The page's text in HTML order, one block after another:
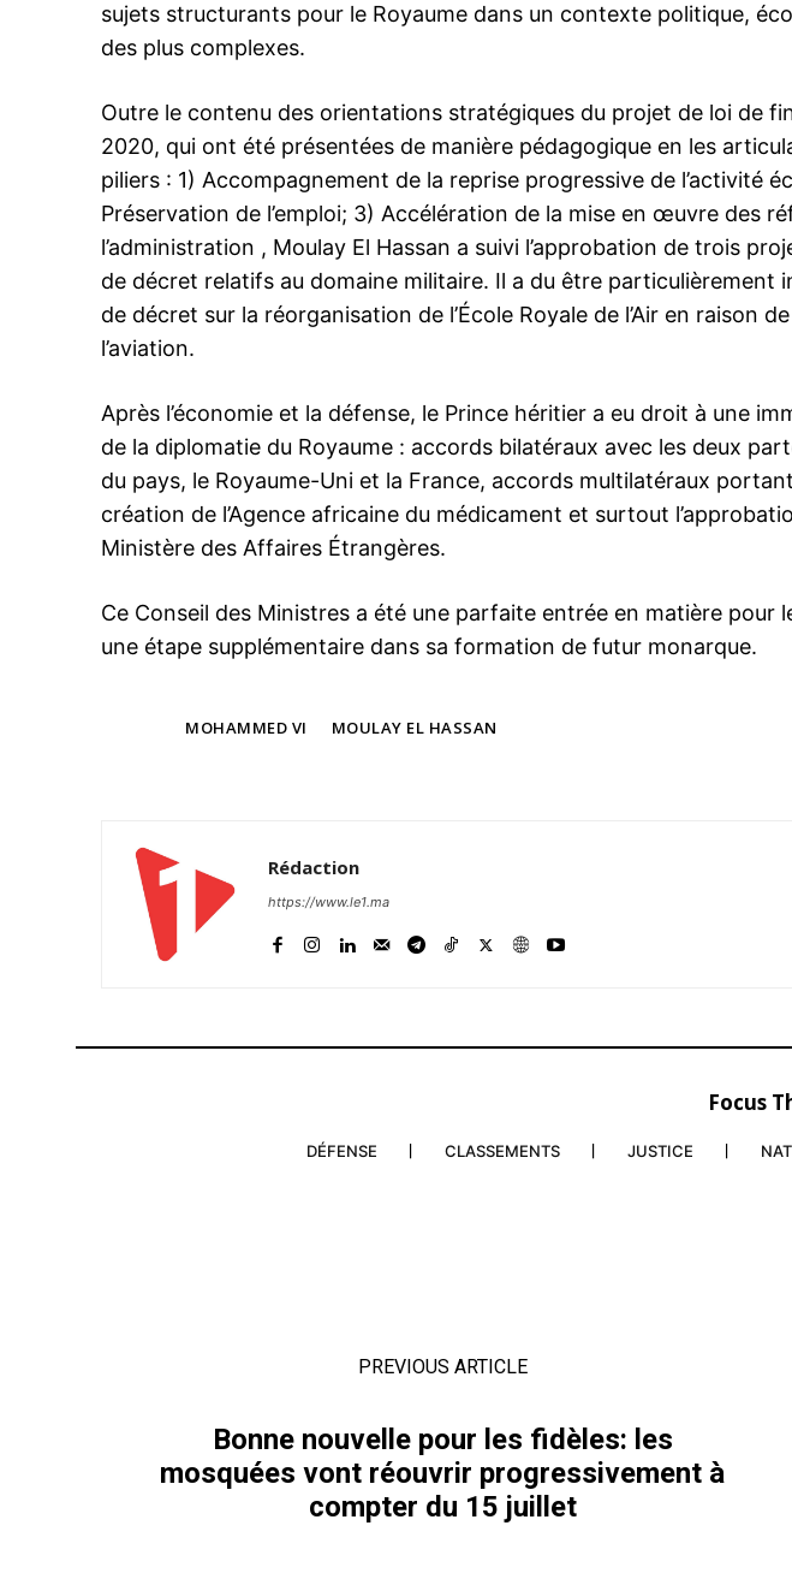
Maroc-Chine : Sous les hautes instructions
du Roi, SAR Moulay El Hassan accueille le
Président Xi Jinping
Sur hautes instructions du Roi Mohammed
VI, SAR le Prince Héritier Moulay El Hassan
a reçu, jeudi soir à Casablanca, le
Président de la République Populaire de
Chine, Xi Jinping, qui effectue une courte
visite au Royaume. A sa descente d’avion à
l’aéroport international Mohammed V de
Casablanca, le Président…
21 November 2024
In "Famille Royale"
Qui est Turki ben
reçu par Moulay El
Le prince héritier
ce lundi à Rabat le
du Conseil des
ben Mohammed
porteur de deux
Salmane et du
Mohammed VI. Le
19 December 2023
In "Famille Royale"
sujets structurants pour le Royaume dans un contexte politique,
des plus complexes.
Outre le contenu des orientations stratégiques du projet de loi de
2020, qui ont été présentées de manière pédagogique en les
piliers : 1) Accompagnement de la reprise progressive de l’activité
Préservation de l’emploi; 3) Accélération de la mise en œuvre des
l’administration , Moulay El Hassan a suivi l’approbation de trois
de décret relatifs au domaine militaire. Il a du être particulièrement
de décret sur la réorganisation de l’École Royale de l’Air en raison
l’aviation.
Après l’économie et la défense, le Prince héritier a eu droit à une
de la diplomatie du Royaume : accords bilatéraux avec les deux
du pays, le Royaume-Uni et la France, accords multilatéraux
création de l’Agence africaine du médicament et surtout
Ministère des Affaires Étrangères.
Ce Conseil des Ministres a été une parfaite entrée en matière pour
une étape supplémentaire dans sa formation de futur monarque.
MOHAMMED VI MOULAY EL HASSAN
Rédaction
https://www.le1.ma
Focus
DÉFENSE CLASSEMENTS JUSTICE
PREVIOUS ARTICLE
Bonne nouvelle pour les fidèles: les
mosquées vont réouvrir progressivement à
compter du 15 juillet